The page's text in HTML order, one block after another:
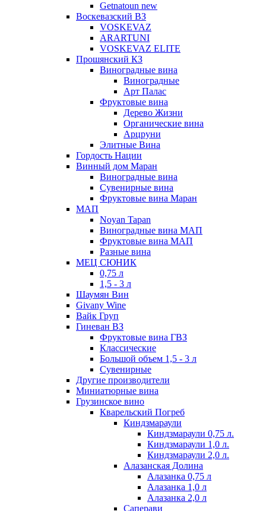
Getnatoun new
Воскевазский ВЗ
VOSKEVAZ
ARARTUNI
VOSKEVAZ ELITE
Прошянский КЗ
Виноградные вина
Виноградные
Арт Палас
Фруктовые вина
Дерево Жизни
Органические вина
Арцруни
Элитные Вина
Гордость Нации
Винный дом Маран
Виноградные вина
Сувенирные вина
Фруктовые вина Маран
МАП
Noyan Tapan
Виноградные вина МАП
Фруктовые вина МАП
Разные вина
МЕЦ СЮНИК
0,75 л
1,5 - 3 л
Шаумян Вин
Givany Wine
Вайк Груп
Гиневан ВЗ
Фруктовые вина ГВЗ
Классические
Большой объем 1,5 - 3 л
Сувенирные
Другие производители
Миниатюрные вина
Грузинское вино
Кварельский Погреб
Киндзмараули
Киндзмараули 0,75 л.
Киндзмараули 1,0 л.
Киндзмараули 2,0 л.
Алазанская Долина
Алазанка 0,75 л
Алазанка 1,0 л
Алазанка 2,0 л
Саперави